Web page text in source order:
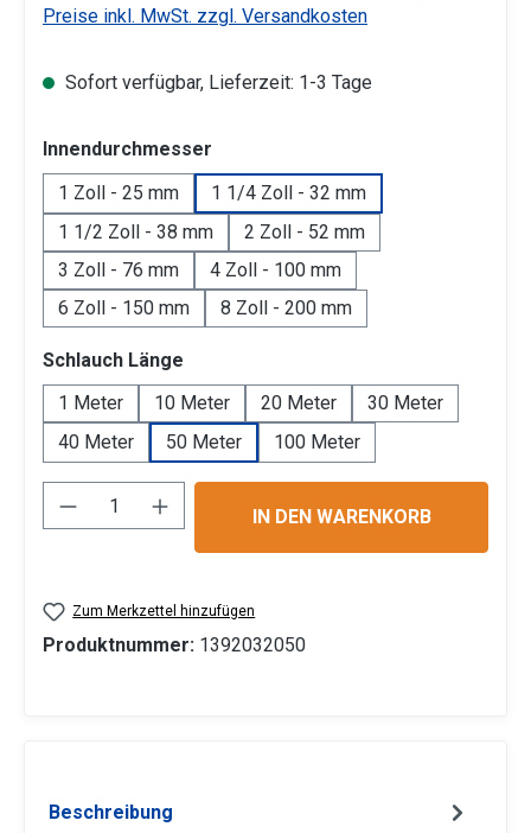
Preise inkl. MwSt. zzgl. Versandkosten
Sofort verfügbar, Lieferzeit: 1-3 Tage
Innendurchmesser
1 Zoll - 25 mm
1 1/4 Zoll - 32 mm
1 1/2 Zoll - 38 mm
2 Zoll - 52 mm
3 Zoll - 76 mm
4 Zoll - 100 mm
6 Zoll - 150 mm
8 Zoll - 200 mm
Schlauch Länge
1 Meter
10 Meter 20 Meter
30 Meter
40 Meter
50 Meter 100 Meter
Produkt Anzahl: Gib den gewünschten
IN DEN WARENKORB
Zum Merkzettel hinzufügen
Produktnummer: 1392032050
Beschreibung